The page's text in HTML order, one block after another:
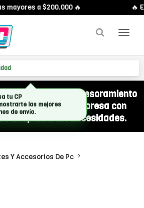
a $200.000 🔥 🔥
y recibí asesoramiento
equipar a tu empresa con
adapten a tus necesidades.
Y Accesorios De Pc